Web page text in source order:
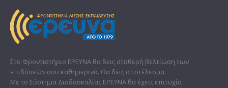
Στο Φροντιστήριο ΕΡΕΥΝΑ θα δεις σταθερή βελτίωση των
επιδόσεών σου καθημερινά. Θα δεις αποτέλεσμα.
Με το Σύστημα Διαδασκαλίας ΕΡΕΥΝΑ θα έχεις επιτυχία